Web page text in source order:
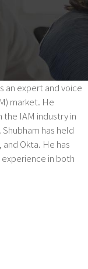
an expert and voice
market. He
the IAM industry in
has held
Okta. He has
in both